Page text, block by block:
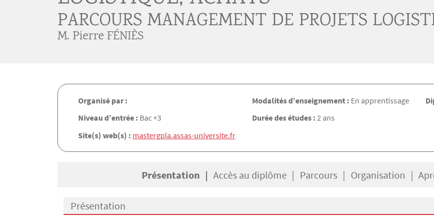
PARCOURS MANAGEMENT DE PROJETS
M. Pierre FÉNIÈS
Organisé par :
Niveau d’entrée : Bac +3
Site(s) web(s) : mastergpla.assas-universite.fr
Modalités d’enseignement : En apprentissage
Durée des études : 2 ans
Présentation Accès au diplôme Parcours Organisation
Présentation